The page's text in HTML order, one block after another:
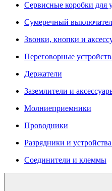
Сервисные коробки для
Сумеречный
Звонки, кнопки и
Переговорные
Держатели
Заземлители и
Молниеприемники
Проводники
Разрядники и
Соединители и клеммы